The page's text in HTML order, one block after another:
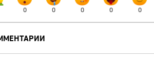
0 0 0 0 0